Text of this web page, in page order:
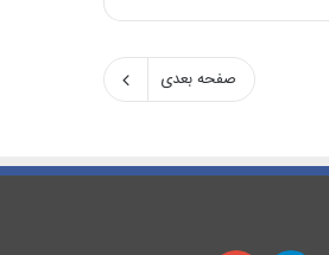
صفحه بعدی